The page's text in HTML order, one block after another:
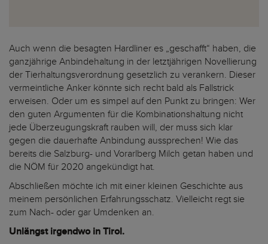
Auch wenn die besagten Hardliner es „geschafft“ haben, die
ganzjährige Anbindehaltung in der letztjährigen Novellierung
der Tierhaltungsverordnung gesetzlich zu verankern. Dieser
vermeintliche Anker könnte sich recht bald als Fallstrick
erweisen. Oder um es simpel auf den Punkt zu bringen: Wer
den guten Argumenten für die Kombinationshaltung nicht
jede Überzeugungskraft rauben will, der muss sich klar
gegen die dauerhafte Anbindung aussprechen! Wie das
bereits die Salzburg- und Vorarlberg Milch getan haben und
die NÖM für 2020 angekündigt hat.
Abschließen möchte ich mit einer kleinen Geschichte aus
meinem persönlichen Erfahrungsschatz. Vielleicht regt sie
zum Nach- oder gar Umdenken an.
Unlängst irgendwo in Tirol.